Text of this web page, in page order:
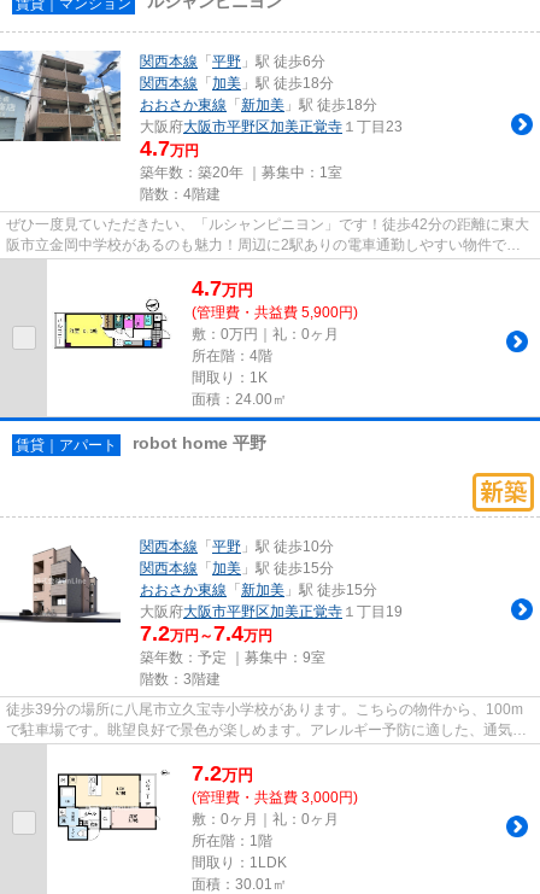
関西本線 「平野 」駅 徒歩6分
関西本線 「加美 」駅 徒歩18分
おおさか東線 「新加美 」駅 徒歩18分
大阪府大阪市平野区加美正覚寺 １丁目23
4.7万円
築年数：築20年 ｜募集中： 1室
階数：4階建
ぜひ一度見ていただきたい、「ルシャンピニヨン」です！徒歩42分の距離に東大
阪市立金岡中学校があるのも魅力！周辺に2駅ありの電車通勤しやすい物件で
す！車をお持ちの方にもオススメ...
4.7万円
(管理費・共益費 5,900円)
敷：0万円｜礼：0ヶ月
所在階：4階
間取り：1K
面積：24.00㎡
賃貸｜アパート robot home 平野
関西本線 「平野 」駅 徒歩10分
関西本線 「加美 」駅 徒歩15分
おおさか東線 「新加美 」駅 徒歩15分
大阪府大阪市平野区加美正覚寺 １丁目19
7.2万円～7.4万円
築年数：予定 ｜募集中： 9室
階数：3階建
徒歩39分の場所に八尾市立久宝寺小学校があります。こちらの物件から、100m
で駐車場です。眺望良好で景色が楽しめます。アレルギー予防に適した、通気性
の良い安心の物件です。健康な...
7.2万円
(管理費・共益費 3,000円)
敷：0ヶ月｜礼：0ヶ月
所在階：1階
間取り：1LDK
面積：30.01㎡